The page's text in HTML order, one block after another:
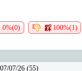
0%(0) 100%(1)
07/26 (55)